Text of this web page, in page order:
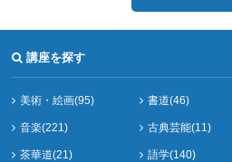
講座を探す
美術・絵画(95) 書道(46)
音楽(221) 古典芸能(11)
茶華道(21) 語学(140)